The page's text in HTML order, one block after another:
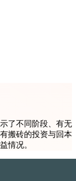
了不同阶段、有无
搬砖的投资与回本
情况。